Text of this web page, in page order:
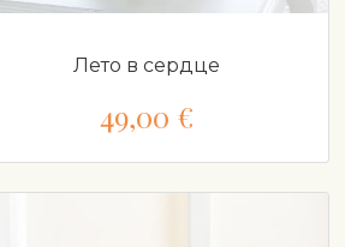
Лето в сердце
49,00 €